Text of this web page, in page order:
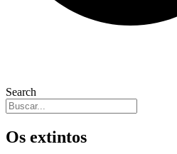
Search
Os extintos